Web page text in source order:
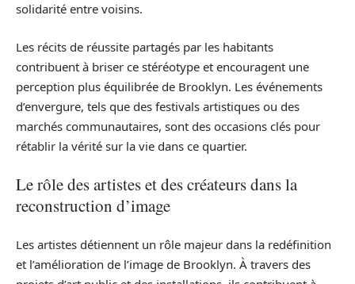
solidarité entre voisins.
Les récits de réussite partagés par les habitants
contribuent à briser ce stéréotype et encouragent une
perception plus équilibrée de Brooklyn. Les événements
d’envergure, tels que des festivals artistiques ou des
marchés communautaires, sont des occasions clés pour
rétablir la vérité sur la vie dans ce quartier.
Le rôle des artistes et des créateurs dans la
reconstruction d’image
Les artistes détiennent un rôle majeur dans la redéfinition
et l’amélioration de l’image de Brooklyn. À travers des